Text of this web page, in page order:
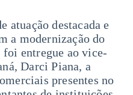
atuação destacada e
a modernização do
foi entregue ao vice-
Darci Piana, a
presentes no